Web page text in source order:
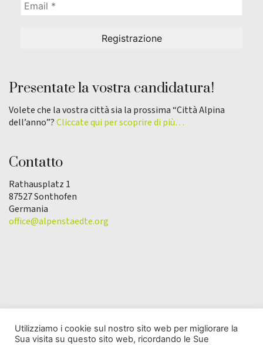
Presentate la vostra candidatura!
Volete che la vostra città sia la prossima “Città Alpina
dell’anno”?Cliccate qui per scoprire di più…
Contatto
Rathausplatz 1
87527 Sonthofen
Germania
office@alpenstaedte.org
Utilizziamo i cookie sul nostro sito web per migliorare la
Sua visita su questo sito web, ricordando le Sue